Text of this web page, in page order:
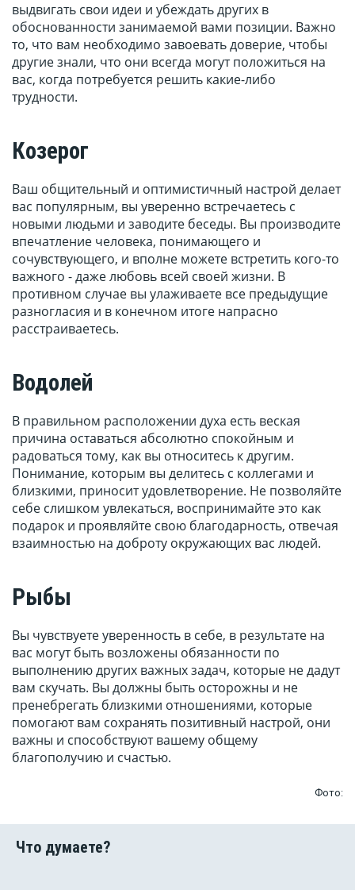
выдвигать свои идеи и убеждать других в
обоснованности занимаемой вами позиции. Важно
то, что вам необходимо завоевать доверие, чтобы
другие знали, что они всегда могут положиться на
вас, когда потребуется решить какие-либо
трудности.
Козерог
Ваш общительный и оптимистичный настрой делает
вас популярным, вы уверенно встречаетесь с
новыми людьми и заводите беседы. Вы производите
впечатление человека, понимающего и
сочувствующего, и вполне можете встретить кого-то
важного - даже любовь всей своей жизни. В
противном случае вы улаживаете все предыдущие
разногласия и в конечном итоге напрасно
расстраиваетесь.
Водолей
В правильном расположении духа есть веская
причина оставаться абсолютно спокойным и
радоваться тому, как вы относитесь к другим.
Понимание, которым вы делитесь с коллегами и
близкими, приносит удовлетворение. Не позволяйте
себе слишком увлекаться, воспринимайте это как
подарок и проявляйте свою благодарность, отвечая
взаимностью на доброту окружающих вас людей.
Рыбы
Вы чувствуете уверенность в себе, в результате на
вас могут быть возложены обязанности по
выполнению других важных задач, которые не дадут
вам скучать. Вы должны быть осторожны и не
пренебрегать близкими отношениями, которые
помогают вам сохранять позитивный настрой, они
важны и способствуют вашему общему
благополучию и счастью.
Фото: